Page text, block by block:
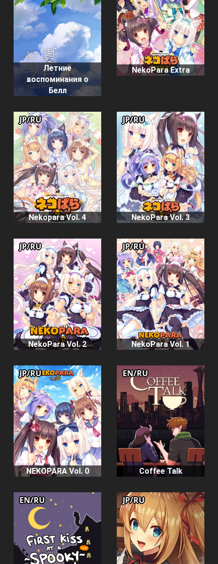
Летние
воспоминания о
Белл
NekoPara Extra
Nekopara Vol. 4
JP/RU
NekoPara Vol. 3
JP/RU
NekoPara Vol. 2
JP/RU
NekoPara Vol. 1
JP/RU
NEKOPARA Vol. 0
JP/RU
Coffee Talk
EN/RU
EN/RU JP/RU